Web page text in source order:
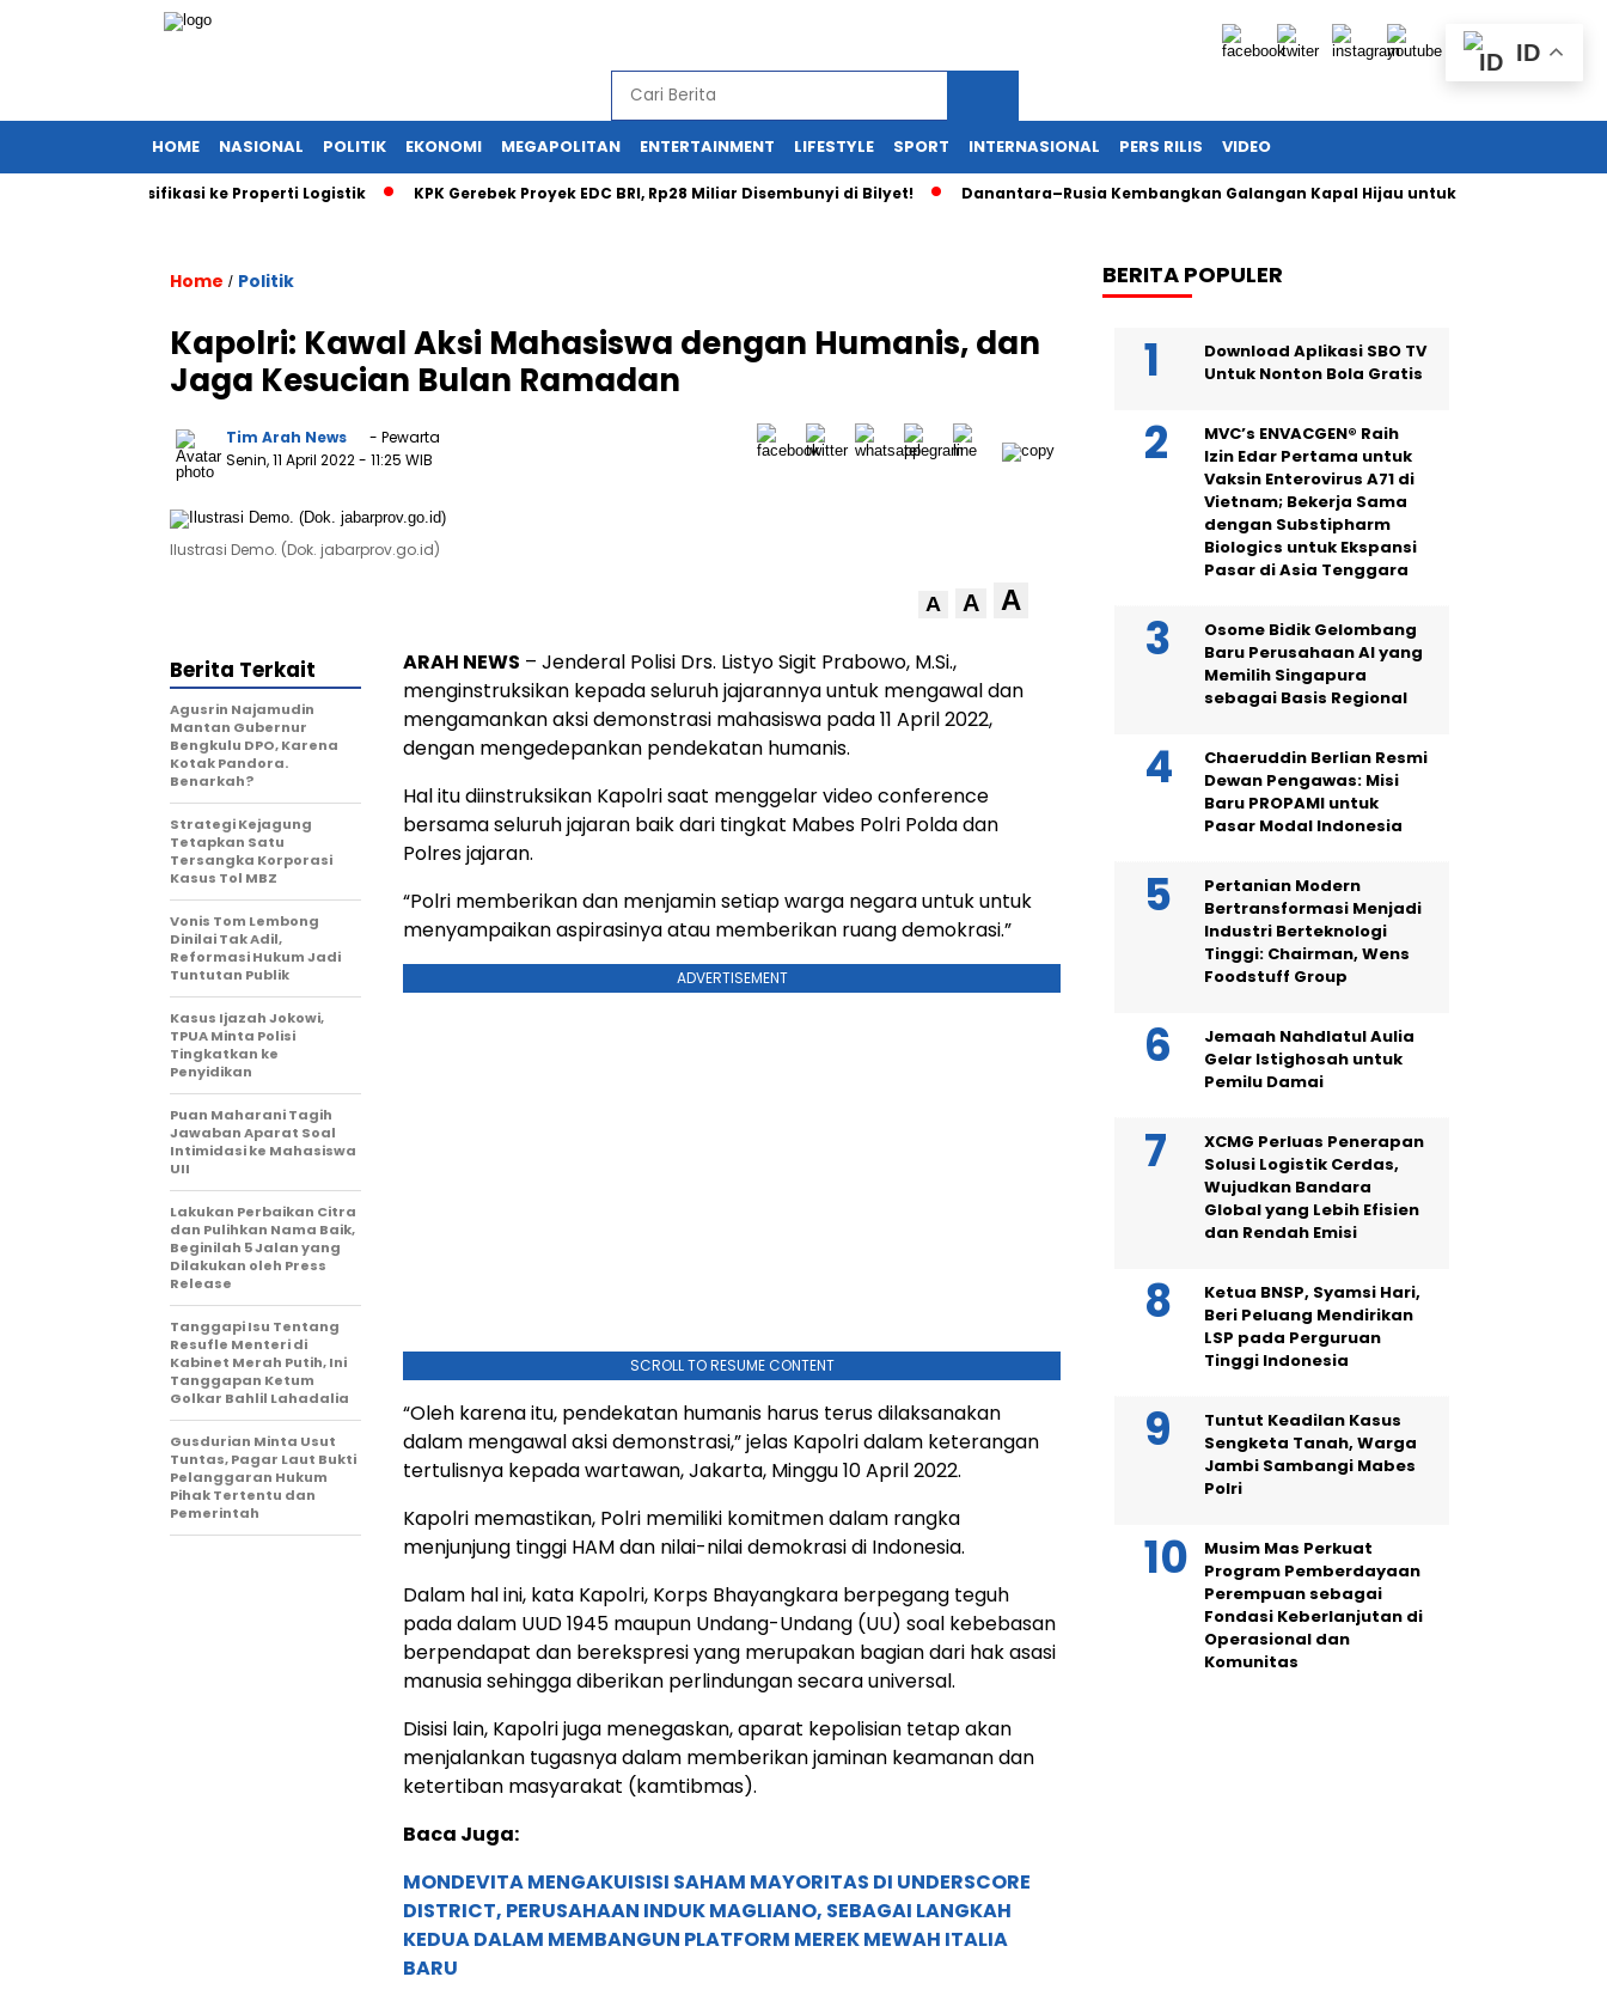
HOME NASIONAL POLITIK EKONOMI MEGAPOLITAN ENTERTAINMENT LIFESTYLE SPORT INTERNASIONAL PERS RILIS VIDEO
Sinyal Diversifikasi ke Properti Logistik KPK Gerebek Proyek EDC BRI, Rp28 Miliar Disembunyi di Bilyet! Danantara–Rusia Kembangkan Galangan Kapal Hijau untuk Bangkitkan Maritim
Home / Politik
Kapolri: Kawal Aksi Mahasiswa dengan Humanis, dan
Jaga Kesucian Bulan Ramadan
Tim Arah News
- Pewarta
Senin, 11 April 2022- 11:25 WIB
Ilustrasi Demo. (Dok. jabarprov.go.id)
A A A
ARAH NEWS – Jenderal Polisi Drs. Listyo Sigit Prabowo, M.Si.,
menginstruksikan kepada seluruh jajarannya untuk mengawal dan
mengamankan aksi demonstrasi mahasiswa pada 11 April 2022,
dengan mengedepankan pendekatan humanis.
Hal itu diinstruksikan Kapolri saat menggelar video conference
bersama seluruh jajaran baik dari tingkat Mabes Polri Polda dan
Polres jajaran.
“Polri memberikan dan menjamin setiap warga negara untuk untuk
menyampaikan aspirasinya atau memberikan ruang demokrasi.”
ADVERTISEMENT
SCROLL TO RESUME CONTENT
“Oleh karena itu, pendekatan humanis harus terus dilaksanakan
dalam mengawal aksi demonstrasi,” jelas Kapolri dalam keterangan
tertulisnya kepada wartawan, Jakarta, Minggu 10 April 2022.
Kapolri memastikan, Polri memiliki komitmen dalam rangka
menjunjung tinggi HAM dan nilai-nilai demokrasi di Indonesia.
Dalam hal ini, kata Kapolri, Korps Bhayangkara berpegang teguh
pada dalam UUD 1945 maupun Undang-Undang (UU) soal kebebasan
berpendapat dan berekspresi yang merupakan bagian dari hak asasi
manusia sehingga diberikan perlindungan secara universal.
Disisi lain, Kapolri juga menegaskan, aparat kepolisian tetap akan
menjalankan tugasnya dalam memberikan jaminan keamanan dan
ketertiban masyarakat (kamtibmas).
Baca Juga:
MONDEVITA MENGAKUISISI SAHAM MAYORITAS DI UNDERSCORE
DISTRICT, PERUSAHAAN INDUK MAGLIANO, SEBAGAI LANGKAH
KEDUA DALAM MEMBANGUN PLATFORM MEREK MEWAH ITALIA
BARU
Berita Terkait
Agusrin Najamudin
Mantan Gubernur
Bengkulu DPO, Karena
Kotak Pandora.
Benarkah?
Strategi Kejagung
Tetapkan Satu
Tersangka Korporasi
Kasus Tol MBZ
Vonis Tom Lembong
Dinilai Tak Adil,
Reformasi Hukum Jadi
Tuntutan Publik
Kasus Ijazah Jokowi,
TPUA Minta Polisi
Tingkatkan ke
Penyidikan
Puan Maharani Tagih
Jawaban Aparat Soal
Intimidasi ke Mahasiswa
UII
Lakukan Perbaikan Citra
dan Pulihkan Nama Baik,
Beginilah 5 Jalan yang
Dilakukan oleh Press
Release
Tanggapi Isu Tentang
Resufle Menteri di
Kabinet Merah Putih, Ini
Tanggapan Ketum
Golkar Bahlil Lahadalia
Gusdurian Minta Usut
Tuntas, Pagar Laut Bukti
Pelanggaran Hukum
Pihak Tertentu dan
Pemerintah
BERITA POPULER
Download Aplikasi SBO TV
Untuk Nonton Bola Gratis
MVC’s ENVACGEN® Raih
Izin Edar Pertama untuk
Vaksin Enterovirus A71 di
Vietnam; Bekerja Sama
dengan Substipharm
Biologics untuk Ekspansi
Pasar di Asia Tenggara
Osome Bidik Gelombang
Baru Perusahaan AI yang
Memilih Singapura
sebagai Basis Regional
Chaeruddin Berlian Resmi
Dewan Pengawas: Misi
Baru PROPAMI untuk
Pasar Modal Indonesia
Pertanian Modern
Bertransformasi Menjadi
Industri Berteknologi
Tinggi: Chairman, Wens
Foodstuff Group
Jemaah Nahdlatul Aulia
Gelar Istighosah untuk
Pemilu Damai
XCMG Perluas Penerapan
Solusi Logistik Cerdas,
Wujudkan Bandara
Global yang Lebih Efisien
dan Rendah Emisi
Ketua BNSP, Syamsi Hari,
Beri Peluang Mendirikan
LSP pada Perguruan
Tinggi Indonesia
Tuntut Keadilan Kasus
Sengketa Tanah, Warga
Jambi Sambangi Mabes
Polri
Musim Mas Perkuat
Program Pemberdayaan
Perempuan sebagai
Fondasi Keberlanjutan di
Operasional dan
Komunitas
ID